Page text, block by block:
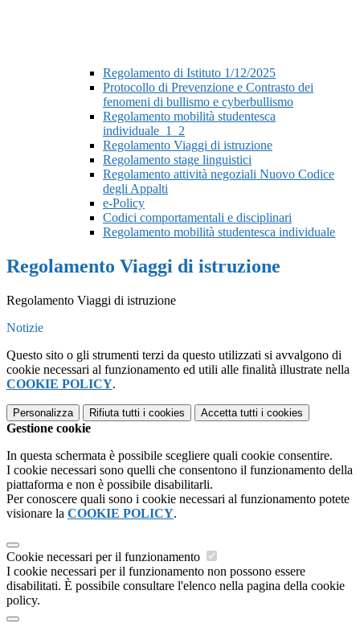
Regolamento di Istituto 1/12/2025
Protocollo di Prevenzione e Contrasto dei
fenomeni di bullismo e cyberbullismo
Regolamento mobilità studentesca
individuale_1_2
Regolamento Viaggi di istruzione
Regolamento stage linguistici
Regolamento attività negoziali Nuovo Codice
degli Appalti
e-Policy
Codici comportamentali e disciplinari
Regolamento mobilità studentesca individuale
Regolamento Viaggi di istruzione
Regolamento Viaggi di istruzione
Notizie
Questo sito o gli strumenti terzi da questo utilizzati si avvalgono di
cookie necessari al funzionamento ed utili alle finalità illustrate nella
COOKIE POLICY.
Personalizza Rifiuta tutti i cookies Accetta tutti i cookies
Gestione cookie
In questa schermata è possibile scegliere quali cookie consentire.
I cookie necessari sono quelli che consentono il funzionamento della
piattaforma e non è possibile disabilitarli.
Per conoscere quali sono i cookie necessari al funzionamento potete
visionare la COOKIE POLICY.
Cookie necessari per il funzionamento
I cookie necessari per il funzionamento non possono essere
disabilitati. È possibile consultare l'elenco nella pagina della cookie
policy.